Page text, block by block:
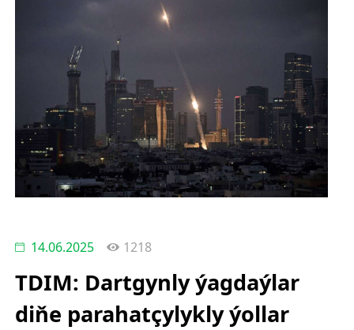
14.06.2025 1218
TDIM: Dartgynly ýagdaýlar
diňe parahatçylykly ýollar